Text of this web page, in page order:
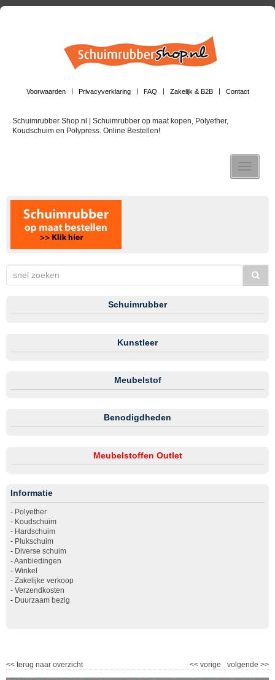
Voorwaarden Privacyverklaring FAQ Zakelijk & B2B Contact
Schuimrubber Shop.nl | Schuimrubber op maat kopen, Polyether,
Koudschuim en Polypress. Online Bestellen!
Toggle
Schuimrubber
Kunstleer
Meubelstof
Benodigdheden
Meubelstoffen Outlet
Informatie
- Polyether
- Koudschuim
- Hardschuim
- Plukschuim
- Diverse schuim
-Aanbiedingen
- Winkel
- Zakelijke verkoop
- Verzendkosten
- Duurzaam bezig
<< terug naar overzicht volgende >>
<< vorige